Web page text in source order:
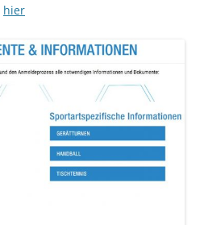
hier